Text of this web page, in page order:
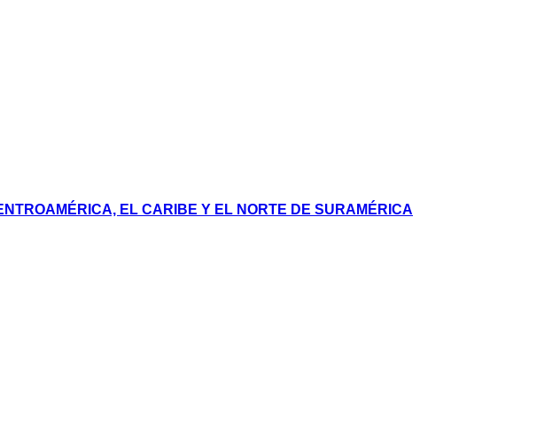
EL CARIBE Y EL NORTE DE SURAMÉRICA